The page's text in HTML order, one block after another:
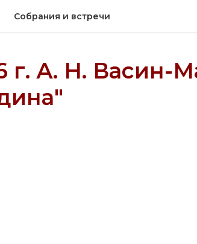
Собрания и встречи
г. А. Н. Васин-